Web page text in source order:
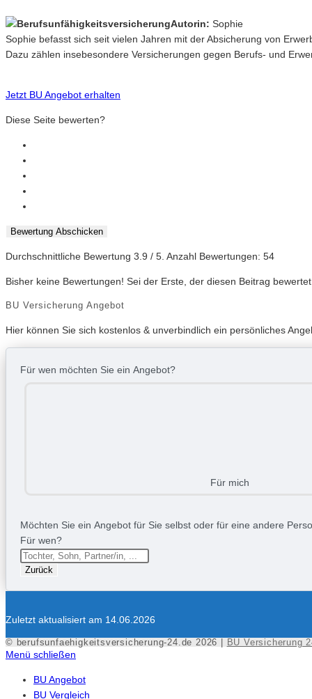
Autorin: Sophie
Sophie befasst sich seit vielen Jahren mit der Absicherung von
Dazu zählen insebesondere Versicherungen gegen Berufs- und
Jetzt BU Angebot erhalten
Diese Seite bewerten?
Bewertung Abschicken
Durchschnittliche Bewertung 3.9 / 5. Anzahl Bewertungen: 54
Bisher keine Bewertungen! Sei der Erste, der diesen Beitrag
BU Versicherung Angebot
Hier können Sie sich kostenlos & unverbindlich ein persönliches
Für wen möchten Sie ein Angebot?
Für mich
Möchten Sie ein Angebot für Sie selbst oder für eine andere
Für wen?
Zurück
Zuletzt aktualisiert am 14.06.2026
© berufsunfaehigkeitsversicherung-24.de 2026 | BU Versicherung
Menü schließen
BU Angebot
BU Vergleich